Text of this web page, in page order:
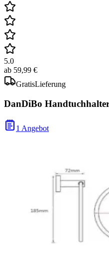
5.0
ab 59,99 €
GratisLieferung
DanDiBo
1 Angebot